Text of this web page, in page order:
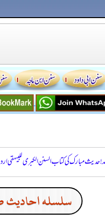
حدیث مبارک کی کتاب السنن الكبرى
سلسله